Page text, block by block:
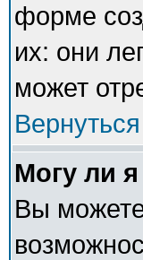
форме
их: они
может
Могу ли
Вы